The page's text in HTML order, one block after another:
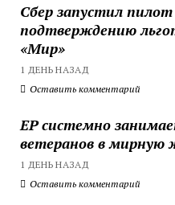
Сбер запустил
подтверждению
«Мир»
1 ДЕНЬ НАЗАД
Оставить комментарий
ЕР системно
ветеранов в мирную
1 ДЕНЬ НАЗАД
Оставить комментарий